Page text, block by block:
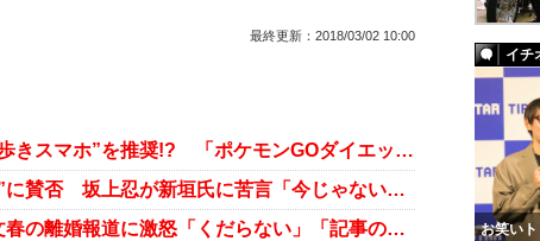
最終更新： 2018/03/02 10:00
フジテレビ『ノンストップ！』が“歩きスマホ”を推奨!? 「ポケモンGOダイエット」検証VTRに批判殺到
作曲家ゴースト告白の“タイミング”に賛否 坂上忍が新垣氏に苦言「今じゃないでしょ！」
神田うのが『ノンストップ！』で文春の離婚報道に激怒「くだらない」「記事の出どころは分かってる」
イチ
お笑い